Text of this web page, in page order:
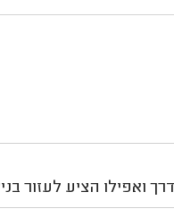
ואפילו הציע לעזור